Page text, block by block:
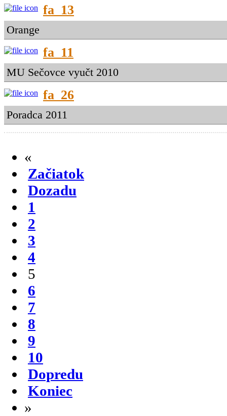
fa_13
Orange
fa_11
MU Sečovce vyučt 2010
fa_26
Poradca 2011
«
Začiatok
Dozadu
1
2
3
4
5
6
7
8
9
10
Dopredu
Koniec
»